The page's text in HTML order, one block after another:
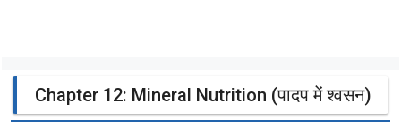
Chapter 12: Mineral Nutrition (पादप में श्वसन)